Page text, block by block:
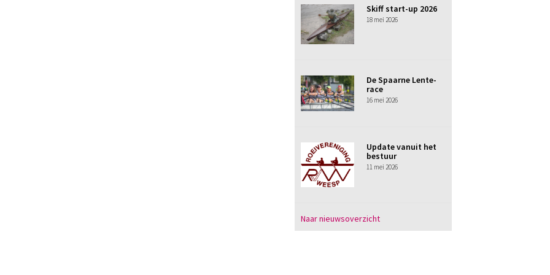
Skiff start-up 2026
18 mei 2026
De Spaarne Lente-
race
16 mei 2026
Update vanuit het
bestuur
11 mei 2026
Naar nieuwsoverzicht